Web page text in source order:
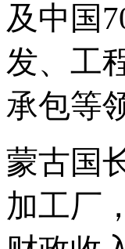
及中国
发、工
承包等
蒙古国
加工厂